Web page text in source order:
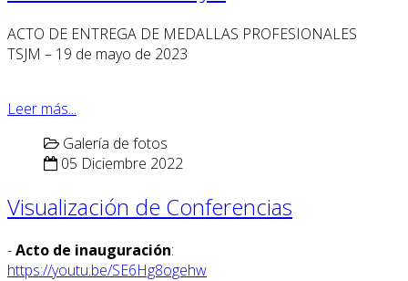
ACTO DE ENTREGA DE MEDALLAS PROFESIONALES
TSJM – 19 de mayo de 2023
Leer más...
Galería de fotos
05 Diciembre 2022
Visualización de Conferencias
-Acto de inauguración:
https://youtu.be/SE6Hg8ogehw